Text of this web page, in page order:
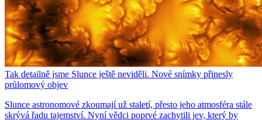
Tak detailně jsme Slunce ještě neviděli. Nové snímky přinesly
průlomový objev
Slunce astronomové zkoumají už staletí, přesto jeho atmosféra stále
skrývá řadu tajemství. Nyní vědci poprvé zachytili jev, který by